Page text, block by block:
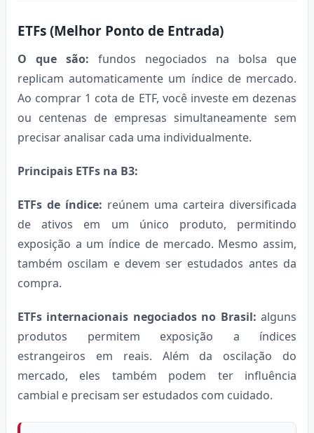
ETFs (Melhor Ponto de Entrada)
O que são: fundos negociados na bolsa que
replicam automaticamente um índice de mercado.
Ao comprar 1 cota de ETF, você investe em dezenas
ou centenas de empresas simultaneamente sem
precisar analisar cada uma individualmente.
Principais ETFs na B3:
ETFs de índice: reúnem uma carteira diversificada
de ativos em um único produto, permitindo
exposição a um índice de mercado. Mesmo assim,
também oscilam e devem ser estudados antes da
compra.
ETFs internacionais negociados no Brasil: alguns
produtos permitem exposição a índices
estrangeiros em reais. Além da oscilação do
mercado, eles também podem ter influência
cambial e precisam ser estudados com cuidado.